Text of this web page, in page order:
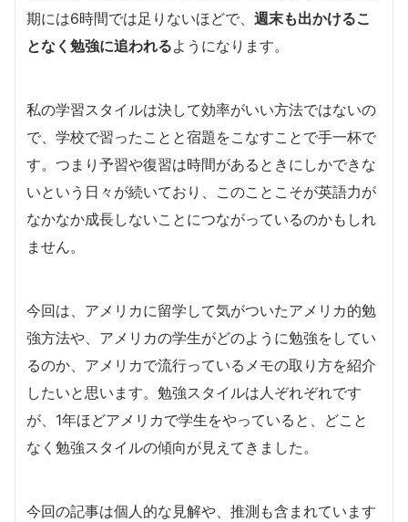
期には6時間では足りないほどで、 週末も出かけるこ
となく勉強に追われるようになります。
私の学習スタイルは決して効率がいい方法ではないの
で、学校で習ったことと宿題をこなすことで手一杯で
す。つまり予習や復習は時間があるときにしかできな
いという日々が続いており、このことこそが英語力が
なかなか成長しないことにつながっているのかもしれ
ません。
今回は、アメリカに留学して気がついたアメリカ的勉
強方法や、アメリカの学生がどのように勉強をしてい
るのか、アメリカで流行っているメモの取り方を紹介
したいと思います。勉強スタイルは人ぞれぞれです
が、1年ほどアメリカで学生をやっていると、どこと
なく勉強スタイルの傾向が見えてきました。
今回の記事は個人的な見解や、推測も含まれています